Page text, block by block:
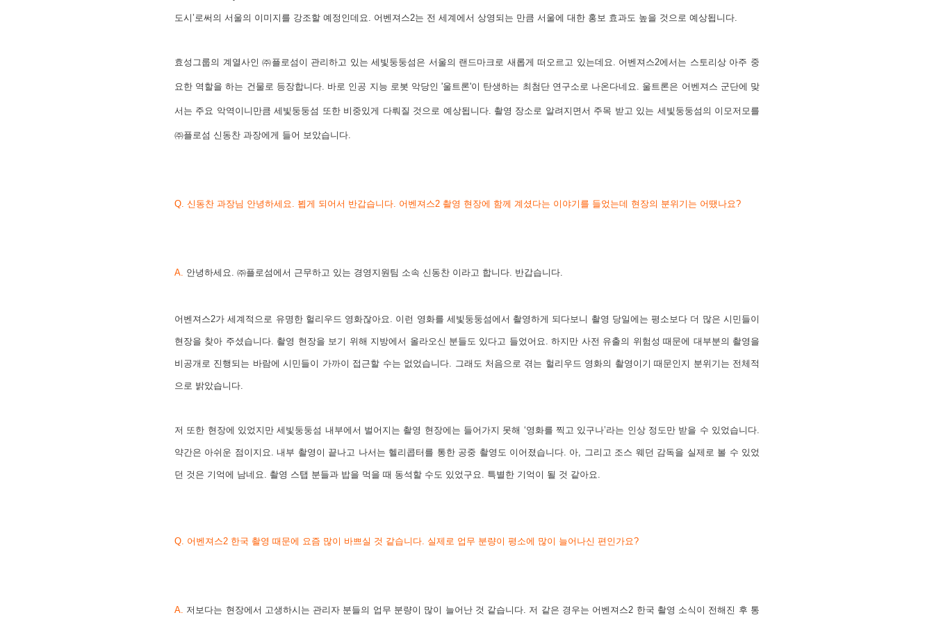
도시’로써의 서울의 이미지를 강조할 예정인데요. 어벤져스2는 전 세계에서 상영되는 만큼 서울에 대한 홍보 효과도 높을 것으로 예상됩니다.
효성그룹의 계열사인 ㈜플로섬이 관리하고 있는 세빛둥둥섬은 서울의 랜드마크로 새롭게 떠오르고 있는데요. 어벤져스2에서는 스토리상 아주 중
요한 역할을 하는 건물로 등장합니다. 바로 인공 지능 로봇 악당인 '울트론'이 탄생하는 최첨단 연구소로 나온다네요. 울트론은 어벤져스 군단에 맞
서는 주요 악역이니만큼 세빛둥둥섬 또한 비중있게 다뤄질 것으로 예상됩니다. 촬영 장소로 알려지면서 주목 받고 있는 세빛둥둥섬의 이모저모를
㈜플로섬 신동찬 과장에게 들어 보았습니다.
Q. 신동찬 과장님 안녕하세요. 뵙게 되어서 반갑습니다. 어벤져스2 촬영 현장에 함께 계셨다는 이야기를 들었는데 현장의 분위기는 어땠나요?
A. 안녕하세요. ㈜플로섬에서 근무하고 있는 경영지원팀 소속 신동찬 이라고 합니다. 반갑습니다.
어벤져스2가 세계적으로 유명한 헐리우드 영화잖아요. 이런 영화를 세빛둥둥섬에서 촬영하게 되다보니 촬영 당일에는 평소보다 더 많은 시민들이
현장을 찾아 주셨습니다. 촬영 현장을 보기 위해 지방에서 올라오신 분들도 있다고 들었어요. 하지만 사전 유출의 위험성 때문에 대부분의 촬영을
비공개로 진행되는 바람에 시민들이 가까이 접근할 수는 없었습니다. 그래도 처음으로 겪는 헐리우드 영화의 촬영이기 때문인지 분위기는 전체적
으로 밝았습니다.
저 또한 현장에 있었지만 세빛둥둥섬 내부에서 벌어지는 촬영 현장에는 들어가지 못해 ‘영화를 찍고 있구나’라는 인상 정도만 받을 수 있었습니다.
약간은 아쉬운 점이지요. 내부 촬영이 끝나고 나서는 헬리콥터를 통한 공중 촬영도 이어졌습니다. 아, 그리고 조스 웨던 감독을 실제로 볼 수 있었
던 것은 기억에 남네요. 촬영 스탭 분들과 밥을 먹을 때 동석할 수도 있었구요. 특별한 기억이 될 것 같아요.
Q. 어벤져스2 한국 촬영 때문에 요즘 많이 바쁘실 것 같습니다. 실제로 업무 분량이 평소에 많이 늘어나신 편인가요?
A. 저보다는 현장에서 고생하시는 관리자 분들의 업무 분량이 많이 늘어난 것 같습니다. 저 같은 경우는 어벤져스2 한국 촬영 소식이 전해진 후 통